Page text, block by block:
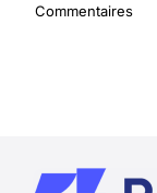
Commentaires